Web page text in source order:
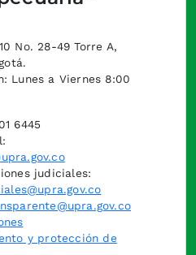
No. 28-49 Torre A,
Lunes a Viernes 8:00
6445
judiciales:
y protección de